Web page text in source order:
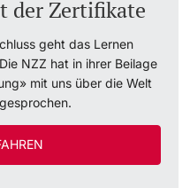
der Zertifikate
geht das Lernen
NZZ hat in ihrer Beilage
mit uns über die Welt